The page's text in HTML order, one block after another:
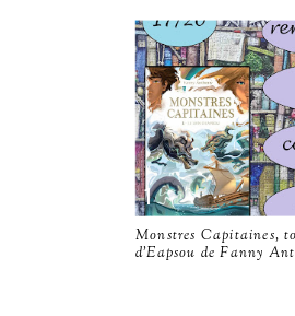
Monstres Capitaines,
d'Eapsou de Fanny